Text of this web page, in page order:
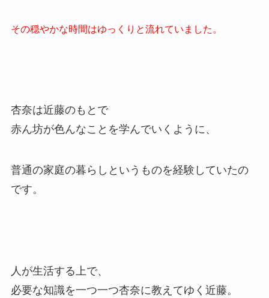
その穏やかな時間はゆっくりと流れていました。
杏奈は近藤のもとで
赤ん坊が色んなことを学んでいくように、
普通の家庭の暮らしというものを経験していたの
です。
人が生活する上で、
必要な知識を一つ一つ杏奈に教えてゆく近藤。